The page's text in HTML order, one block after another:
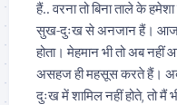
हैं.. वरना तो बिना ताले के
सुख-दुःख से अनजान हैं। आज
होता। मेहमान भी तो अब
असहज ही महसूस करते हैं। अब
दुःख में शामिल नहीं होते, तो मैं